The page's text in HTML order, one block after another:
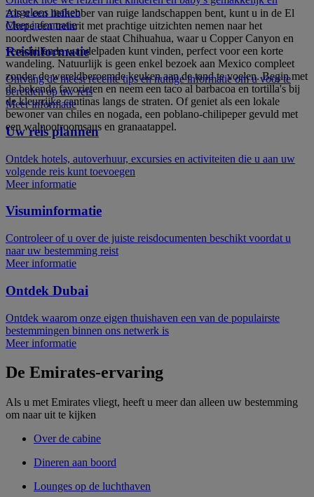
Als u een liefhebber van ruige landschappen bent, kunt u in de El
Chepe een treinrit met prachtige uitzichten nemen naar het
noordwesten naar de staat Chihuahua, waar u Copper Canyon en
verschillende wandelpaden kunt vinden, perfect voor een korte
wandeling. Natuurlijk is geen enkel bezoek aan Mexico compleet
zonder de wereldberoemde keuken aan de tand te voelen. Begin met
de bekende favorieten en neem een taco al barbacoa en tortilla's bij
de kleurrijke cantinas langs de straten. Of geniet als een lokale
bewoner van chiles en nogada, een poblano-chilipeper gevuld met
een walnootroomsaus en granaatappel.
zorgeloos maken
Meer informatie
Reisinformatie
Ontvang de meest recente tips en nuttige informatie om u voor te
bereiden op uw reis
Meer informatie
Uw reis plannen
Ontdek hotels, autoverhuur, excursies en activiteiten die u aan uw
volgende reis kunt toevoegen
Meer informatie
Visuminformatie
Controleer of u over de juiste reisdocumenten beschikt voordat u
naar uw bestemming reist
Meer informatie
Ontdek Dubai
Ontdek waarom onze eigen thuishaven een van de populairste
bestemmingen binnen ons netwerk is
Meer informatie
De Emirates-ervaring
Als u met Emirates vliegt, heeft u meer dan alleen uw bestemming
om naar uit te kijken
Over de cabine
Dineren aan boord
Lounges op de luchthaven